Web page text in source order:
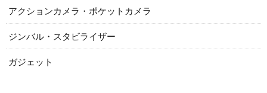
アクションカメラ・ポケットカメラ
ジンバル・スタビライザー
ガジェット